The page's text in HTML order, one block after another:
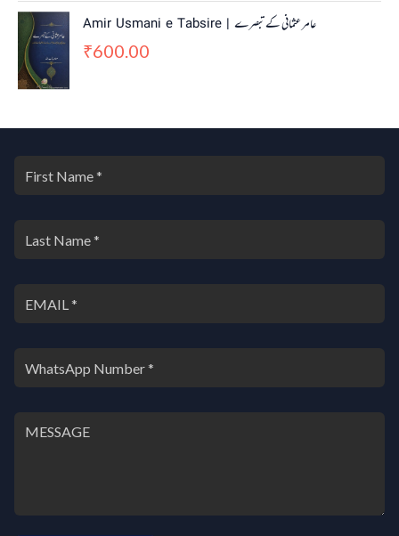
Amir Usmani e Tabsire | عامر عثمانی کے تبصرے
₹600.00